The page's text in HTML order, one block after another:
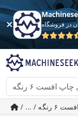
در فروشگاه